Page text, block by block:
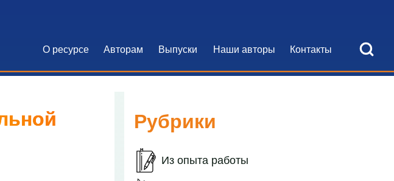
Open Search
Основная навигация
О ресурсе Авторам Выпуски Наши авторы Контакты
Рубрики
Из опыта работы